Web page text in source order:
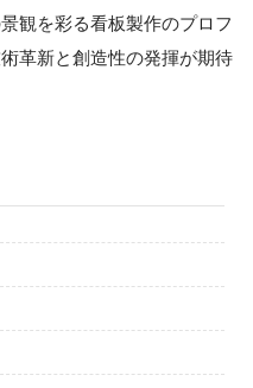
観を彩る看板製作のプロフ
革新と創造性の発揮が期待